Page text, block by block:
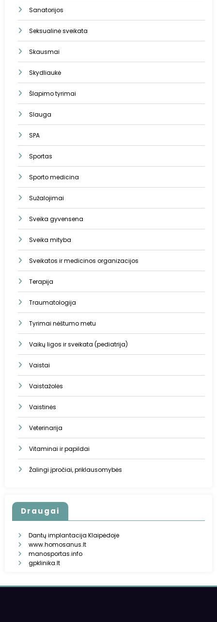
Sanatorijos
Seksualinė sveikata
Skausmai
Skydliaukė
Šlapimo tyrimai
Slauga
SPA
Sportas
Sporto medicina
Sužalojimai
Sveika gyvensena
Sveika mityba
Sveikatos ir medicinos organizacijos
Terapija
Traumatologija
Tyrimai nėštumo metu
Vaikų ligos ir sveikata (pediatrija)
Vaistai
Vaistažolės
Vaistinės
Veterinarija
Vitaminai ir papildai
Žalingi įpročiai, priklausomybės
Draugai
Dantų implantacija Klaipėdoje
www.homosanus.lt
manosportas.info
gpklinika.lt